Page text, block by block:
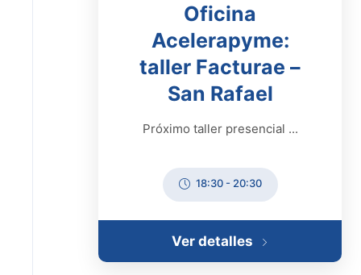
Oficina
Acelerapyme:
taller Facturae –
San Rafael
Próximo taller presencial ...
18:30- 20:30
Ver detalles